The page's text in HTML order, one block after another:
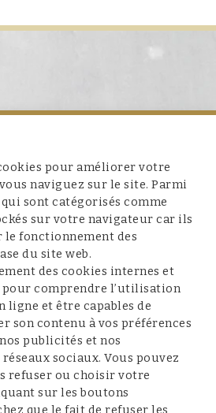
légales
pour améliorer votre
naviguez sur le site. Parmi
sont catégorisés comme
sur votre navigateur car ils
le fonctionnement des
du site web.
des cookies internes et
pour comprendre l’utilisation
ligne et être capables de
son contenu à vos préférences
publicités et nos
sociaux. Vous pouvez
refuser ou choisir votre
sur les boutons
que le fait de refuser les